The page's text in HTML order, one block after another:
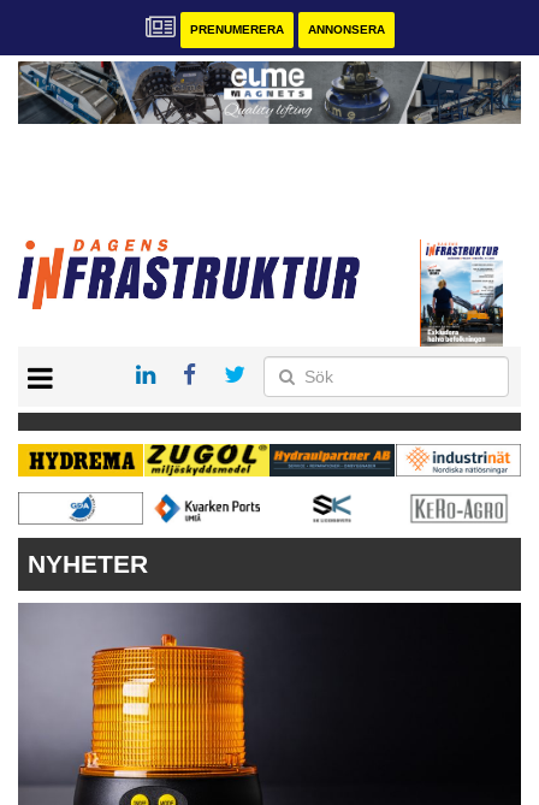
PRENUMERERA ANNONSERA
KONTAKT
VÅRA ANDRA MAGASIN
PRENUMERERA
ANNONSERA
NYHETER